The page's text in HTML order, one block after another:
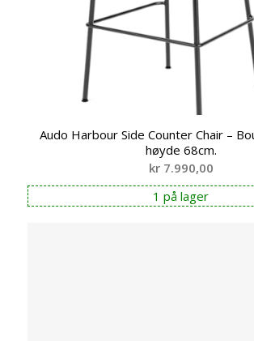
Audo Harbour Side Counter Chair –
høyde 68cm.
kr7.990,00
1 på lager